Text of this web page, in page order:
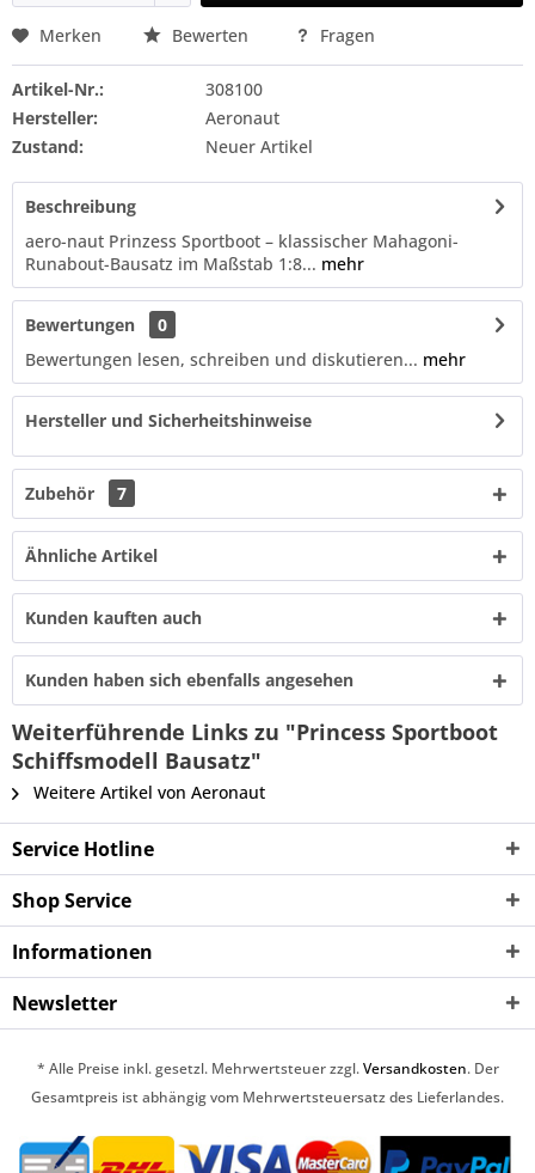
Merken Bewerten Fragen
Artikel-Nr.:
308100
Hersteller:
Aeronaut
Zustand:
Neuer Artikel
Beschreibung
aero-naut Prinzess Sportboot – klassischer Mahagoni-
Runabout-Bausatz im Maßstab 1:8... mehr
Bewertungen
0
Bewertungen lesen, schreiben und diskutieren... mehr
Hersteller und Sicherheitshinweise
Zubehör 7
Ähnliche Artikel
Kunden kauften auch
Kunden haben sich ebenfalls angesehen
Weiterführende Links zu "Princess Sportboot
Schiffsmodell Bausatz"
Weitere Artikel von Aeronaut
Service Hotline
Shop Service
Informationen
Newsletter
* Alle Preise inkl. gesetzl. Mehrwertsteuer zzgl.Versandkosten. Der
Gesamtpreis ist abhängig vom Mehrwertsteuersatz des Lieferlandes.